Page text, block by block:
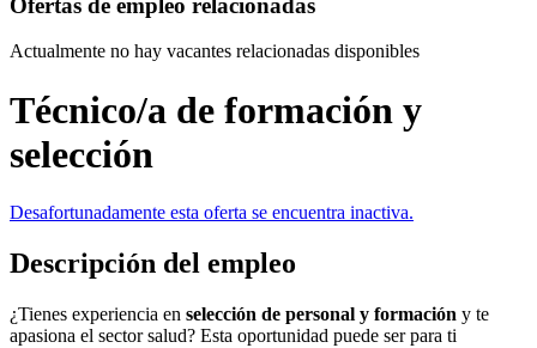
Actualmente no hay vacantes relacionadas disponibles
Técnico/a de formación y
selección
Desafortunadamente esta oferta se encuentra inactiva.
Descripción del empleo
¿Tienes experiencia en selección de personal y formación y te
apasiona el sector salud? Esta oportunidad puede ser para ti